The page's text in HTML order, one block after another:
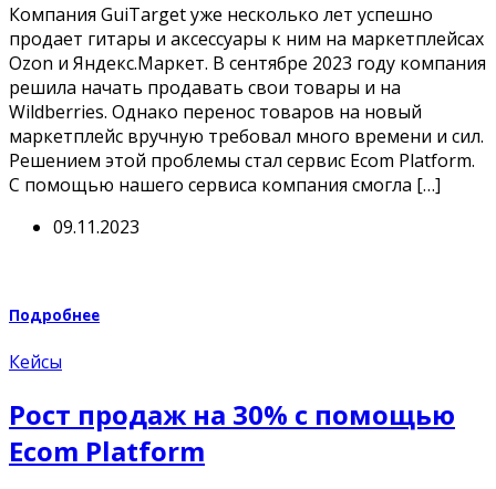
Компания GuiTarget уже несколько лет успешно
продает гитары и аксессуары к ним на маркетплейсах
Ozon и Яндекс.Маркет. В сентябре 2023 году компания
решила начать продавать свои товары и на
Wildberries. Однако перенос товаров на новый
маркетплейс вручную требовал много времени и сил.
Решением этой проблемы стал сервис Ecom Platform.
С помощью нашего сервиса компания смогла […]
09.11.2023
Подробнее
Кейсы
Рост продаж на 30% с помощью
Ecom Platform